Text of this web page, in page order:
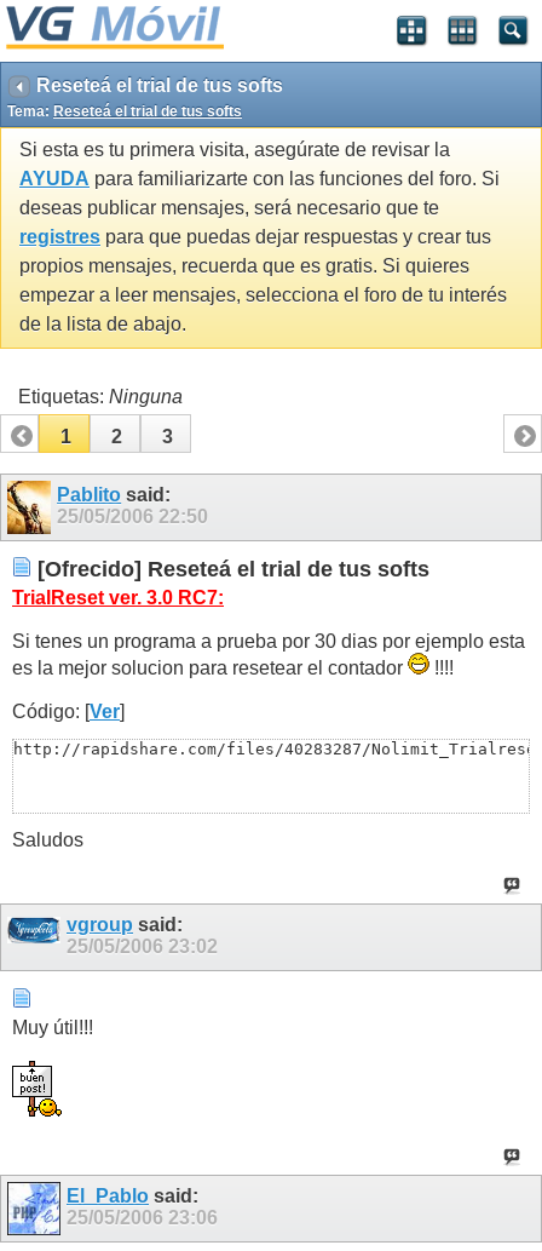
Reseteá el trial de tus softs
Tema: Reseteá el trial de tus softs
Si esta es tu primera visita, asegúrate de revisar la
AYUDA para familiarizarte con las funciones del foro. Si
deseas publicar mensajes, será necesario que te
registres para que puedas dejar respuestas y crear tus
propios mensajes, recuerda que es gratis. Si quieres
empezar a leer mensajes, selecciona el foro de tu interés
de la lista de abajo.
Etiquetas: Ninguna
1
2 3
Pablito said:
25/05/200622:50
[Ofrecido] Reseteá el trial de tus softs
TrialReset ver. 3.0 RC7:
Si tenes un programa a prueba por 30 dias por ejemplo esta
es la mejor solucion para resetear el contador
!!!!
Código: [Ver]
http://rapidshare.com/files/40283287/
Saludos
vgroup said:
25/05/2006 23:02
Muy útil!!!
El_Pablo said:
25/05/2006 23:06